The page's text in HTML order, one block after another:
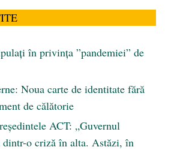
în privința ”pandemiei” de
Noua carte de identitate fără
de călătorie
ACT: „Guvernul
dintr-o criză în alta. Astăzi, în